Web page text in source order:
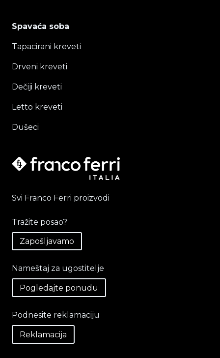
Spavaća soba
Tapacirani kreveti
Drveni kreveti
Dečiji kreveti
Letto kreveti
Dušeci
Svi Franco Ferri proizvodi
Tražite posao?
Zapošljavamo
Nameštaj za ugostitelje
Pogledajte ponudu
Podnesite reklamaciju
Reklamacija